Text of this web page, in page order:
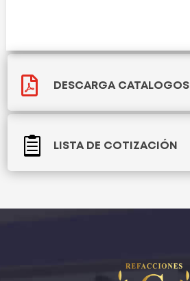
 DESCARGA CATALOGOS
 LISTA DE COTIZACIÓN